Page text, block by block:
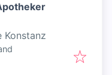
Konstanz